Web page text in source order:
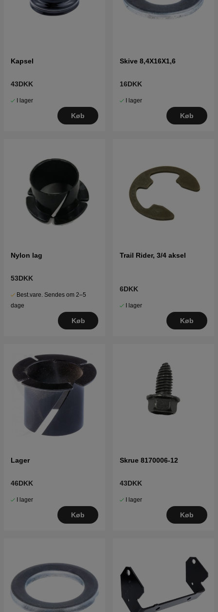
Kapsel
43DKK
I lager
Køb
Skive 8,4X16X1,6
16DKK
I lager
Køb
Nylon lag
53DKK
Best.vare. Sendes om 2–5
dage
Køb
Trail Rider, 3/4 aksel
6DKK
I lager
Køb
Lager
46DKK
I lager
Køb
Skrue 8170006-12
43DKK
I lager
Køb